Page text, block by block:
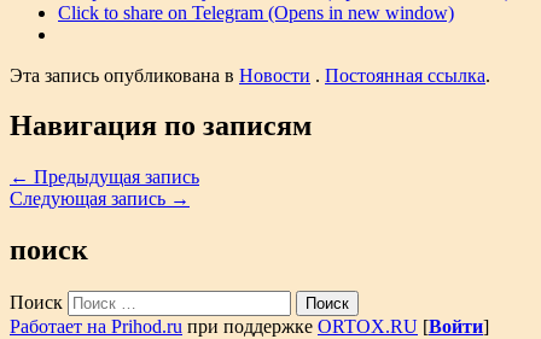
Click to share on Telegram (Opens in new window)
Эта запись опубликована в Новости . Постоянная ссылка.
Навигация по записям
← Предыдущая запись
Следующая запись →
поиск
Поиск
Работает на Prihod.ru при поддержке ORTOX.RU [Войти]